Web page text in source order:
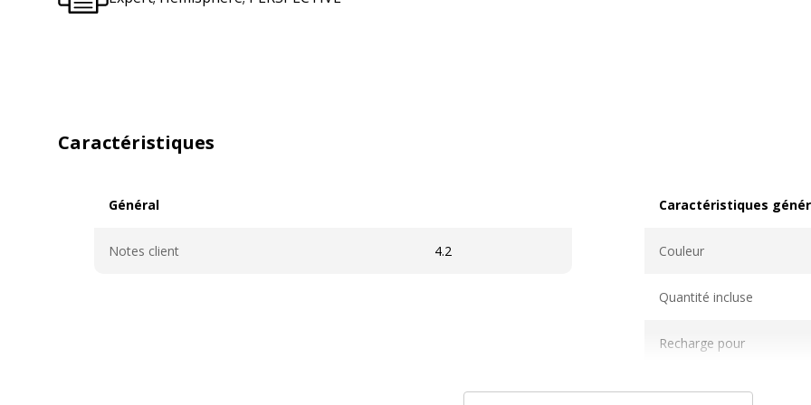
Caractéristiques
Général
Notes client 4.2
Caractéristiques
Couleur
Quantité incluse
Recharge pour
Sous-catégorie